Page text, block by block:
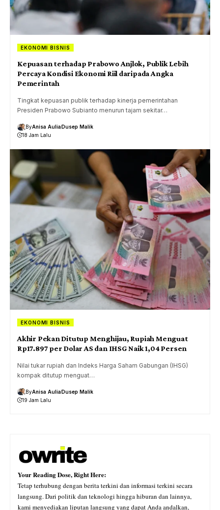
EKONOMI BISNIS
Kepuasan terhadap Prabowo Anjlok, Publik Lebih
Percaya Kondisi Ekonomi Riil daripada Angka
Pemerintah
Tingkat kepuasan publik terhadap kinerja pemerintahan
Presiden Prabowo Subianto menurun tajam sekitar…
ByAnisa AuliaDusep Malik
18 Jam Lalu
EKONOMI BISNIS
Akhir Pekan Ditutup Menghijau, Rupiah Menguat
Rp17.897 per Dolar AS dan IHSG Naik 1,04 Persen
Nilai tukar rupiah dan Indeks Harga Saham Gabungan (IHSG)
kompak ditutup menguat…
ByAnisa AuliaDusep Malik
19 Jam Lalu
Your Reading Dose, Right Here:
Tetap terhubung dengan berita terkini dan informasi terkini secara
langsung. Dari politik dan teknologi hingga hiburan dan lainnya,
kami menyediakan liputan langsung yang dapat Anda andalkan,